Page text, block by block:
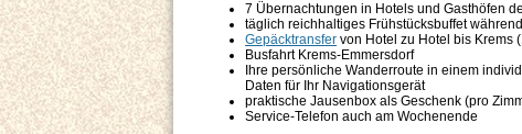
7 Übernachtungen in Hotels und Gasthöfen
täglich reichhaltiges Frühstücksbuffet
Gepäcktransfer von Hotel zu Hotel bis Krems
Busfahrt Krems-Emmersdorf
Ihre persönliche Wanderroute in einem
Daten für Ihr Navigationsgerät
praktische Jausenbox als Geschenk (pro
Service-Telefon auch am Wochenende